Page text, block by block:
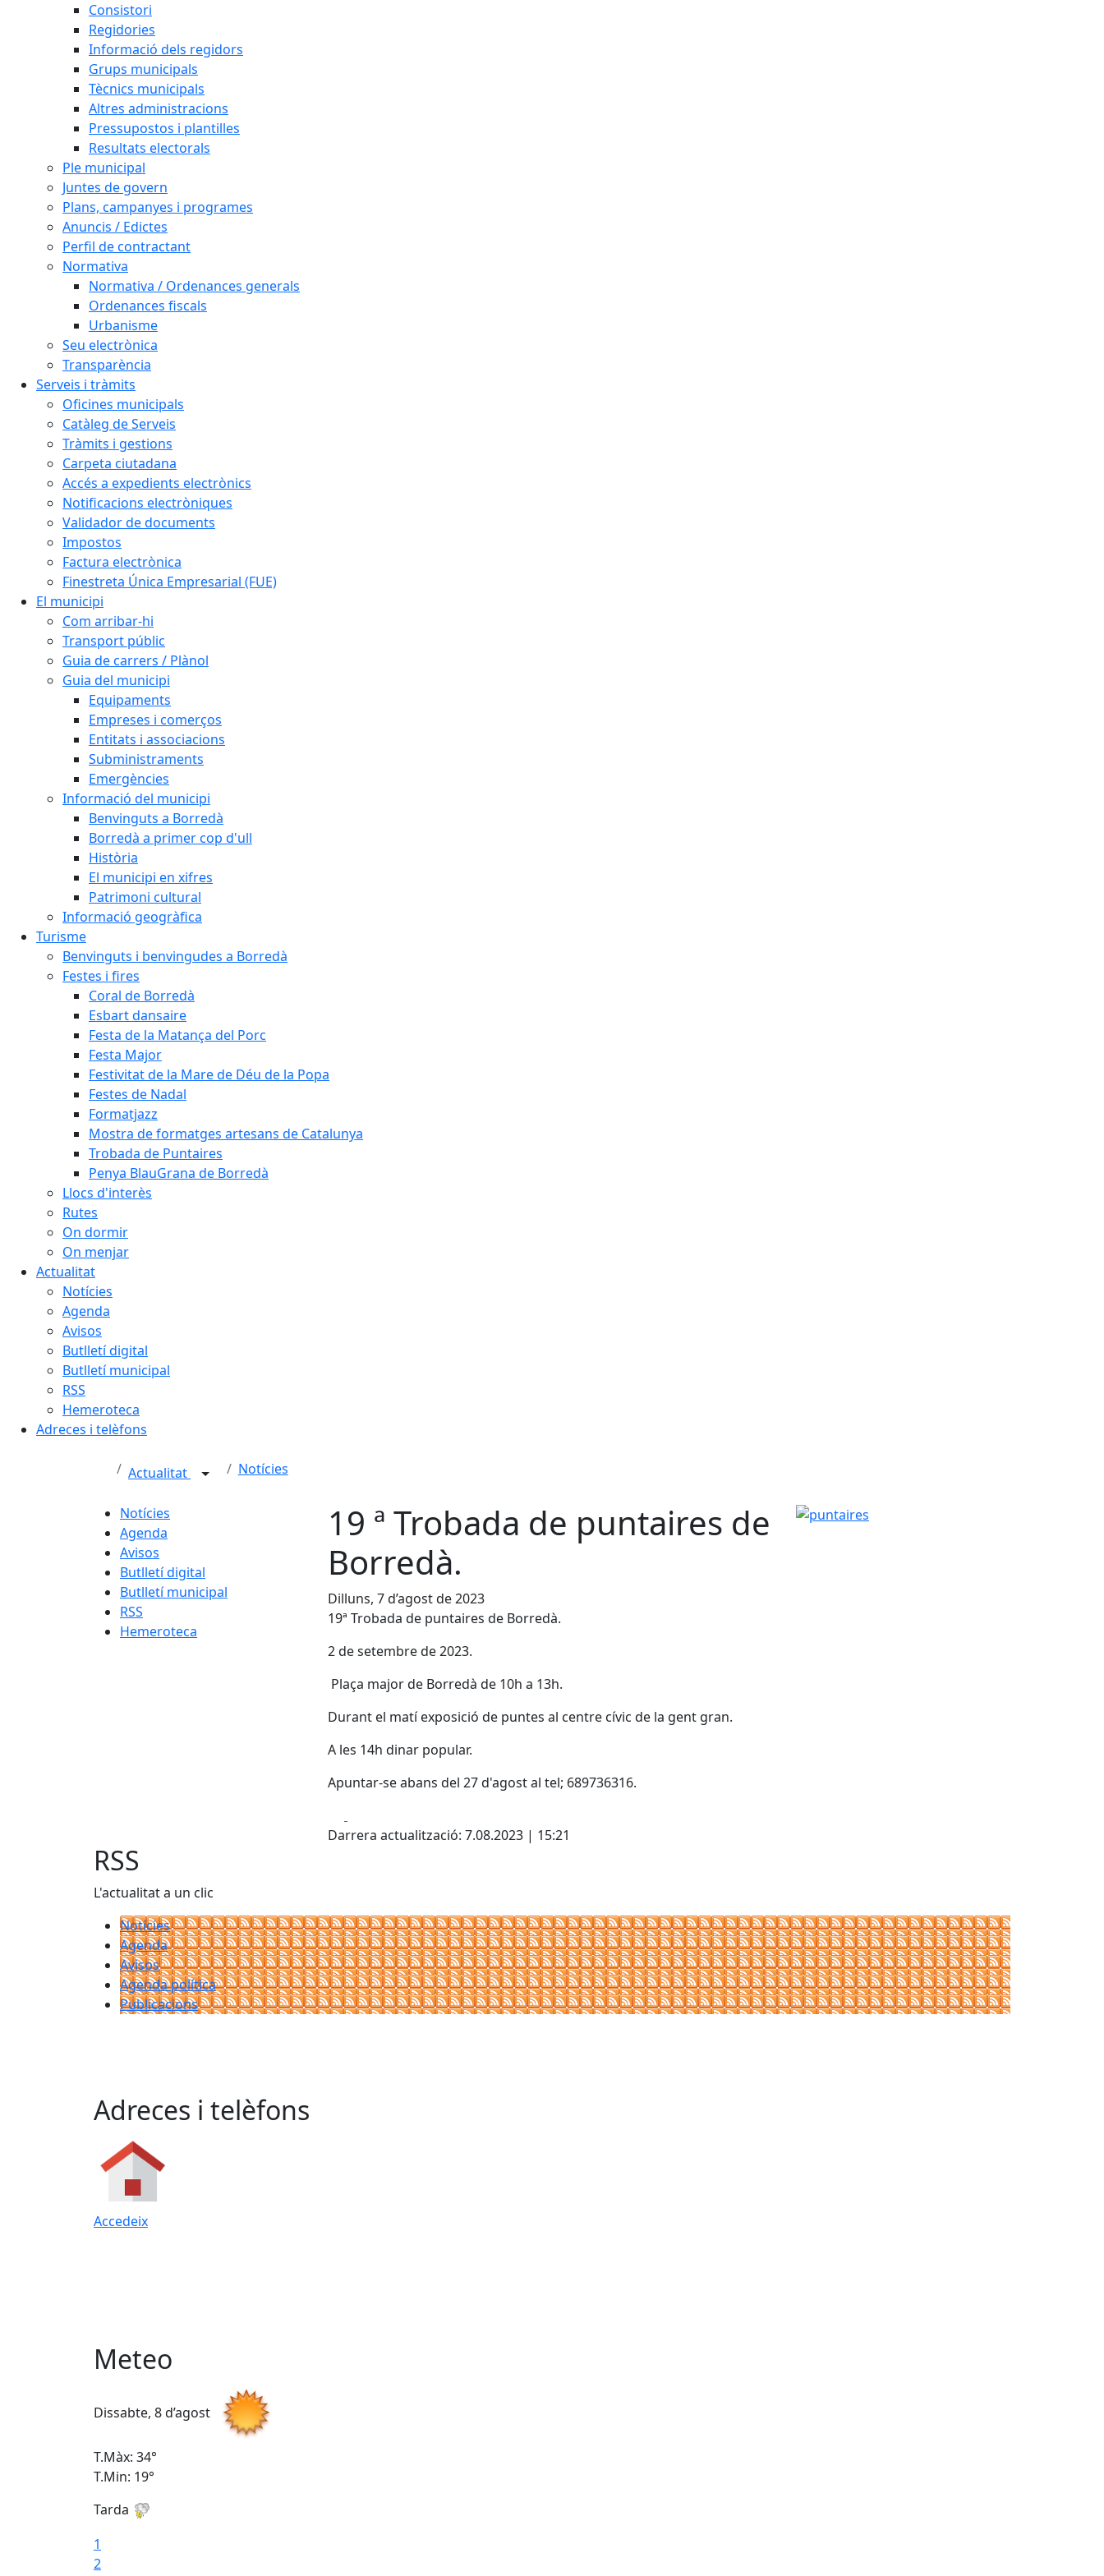
Consistori
Regidories
Informació dels regidors
Grups municipals
Tècnics municipals
Altres administracions
Pressupostos i plantilles
Resultats electorals
Ple municipal
Juntes de govern
Plans, campanyes i programes
Anuncis / Edictes
Perfil de contractant
Normativa
Normativa / Ordenances generals
Ordenances fiscals
Urbanisme
Seu electrònica
Transparència
Serveis i tràmits
Oficines municipals
Catàleg de Serveis
Tràmits i gestions
Carpeta ciutadana
Accés a expedients electrònics
Notificacions electròniques
Validador de documents
Impostos
Factura electrònica
Finestreta Única Empresarial (FUE)
El municipi
Com arribar-hi
Transport públic
Guia de carrers / Plànol
Guia del municipi
Equipaments
Empreses i comerços
Entitats i associacions
Subministraments
Emergències
Informació del municipi
Benvinguts a Borredà
Borredà a primer cop d'ull
Història
El municipi en xifres
Patrimoni cultural
Informació geogràfica
Turisme
Benvinguts i benvingudes a Borredà
Festes i fires
Coral de Borredà
Esbart dansaire
Festa de la Matança del Porc
Festa Major
Festivitat de la Mare de Déu de la Popa
Festes de Nadal
Formatjazz
Mostra de formatges artesans de Catalunya
Trobada de Puntaires
Penya BlauGrana de Borredà
Llocs d'interès
Rutes
On dormir
On menjar
Actualitat
Notícies
Agenda
Avisos
Butlletí digital
Butlletí municipal
RSS
Hemeroteca
Adreces i telèfons
Actualitat Notícies
Notícies
Agenda
Avisos
Butlletí digital
Butlletí municipal
RSS
Hemeroteca
19 ª Trobada de puntaires de
Borredà.
Dilluns, 7 d’agost de 2023
19ª Trobada de puntaires de Borredà.
2 de setembre de 2023.
Plaça major de Borredà de 10h a 13h.
Durant el matí exposició de puntes al centre cívic de la gent gran.
A les 14h dinar popular.
Apuntar-se abans del 27 d'agost al tel; 689736316.
Darrera actualització: 7.08.2023 | 15:21
puntaires
RSS
L'actualitat a un clic
Notícies
Agenda
Avisos
Agenda política
Publicacions
Adreces i telèfons
Accedeix
Meteo
Dissabte, 8 d’agost
T.Màx: 34°
T.Min: 19°
Tarda
1
2